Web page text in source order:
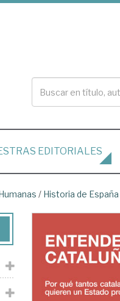
EDITORIALES
/ Historia de España